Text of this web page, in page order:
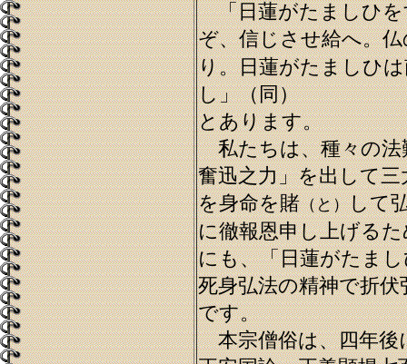
「日蓮がたましひを
ぞ、信じさせ給へ。仏
り。日蓮がたましひ
し」（同）
とあります。
私たちは、種々の法
奮迅之力」を出して
を身命を賭（と）して
に徹報恩申し上げる
にも、「日蓮がたま
死身弘法の精神で折
です。
本宗僧俗は、四年後